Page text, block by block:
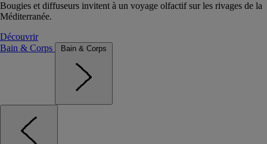
Bougies et diffuseurs invitent à un voyage olfactif sur les rivages de la
Méditerranée.
Découvrir
Bain & Corps
Bain & Corps